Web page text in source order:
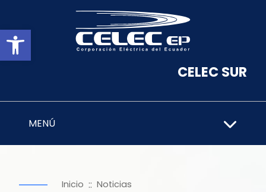
Abrir barra de herramientas
CELEC SUR
MENÚ
Inicio :: Noticias